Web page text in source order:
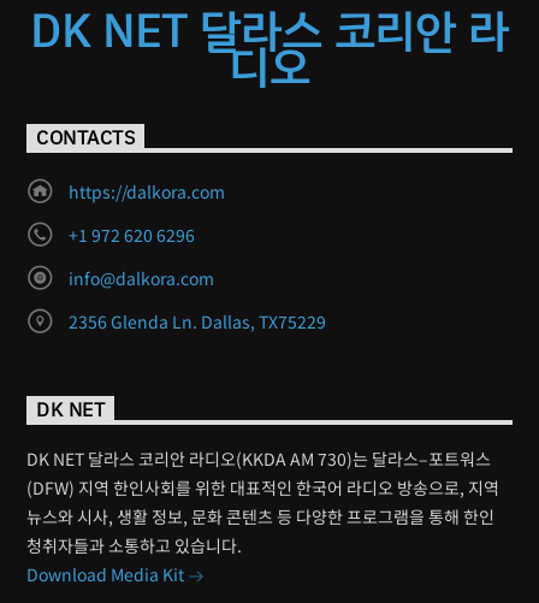
DK NET 달라스 코리안 라
디오
CONTACTS
https://dalkora.com
+1 972 620 6296
info@dalkora.com
2356 Glenda Ln. Dallas, TX75229
DK NET
DK NET 달라스 코리안 라디오(KKDA AM 730)는 달라스–포트워스
(DFW) 지역 한인사회를 위한 대표적인 한국어 라디오 방송으로, 지역
뉴스와 시사, 생활 정보, 문화 콘텐츠 등 다양한 프로그램을 통해 한인
청취자들과 소통하고 있습니다.
Download Media Kit